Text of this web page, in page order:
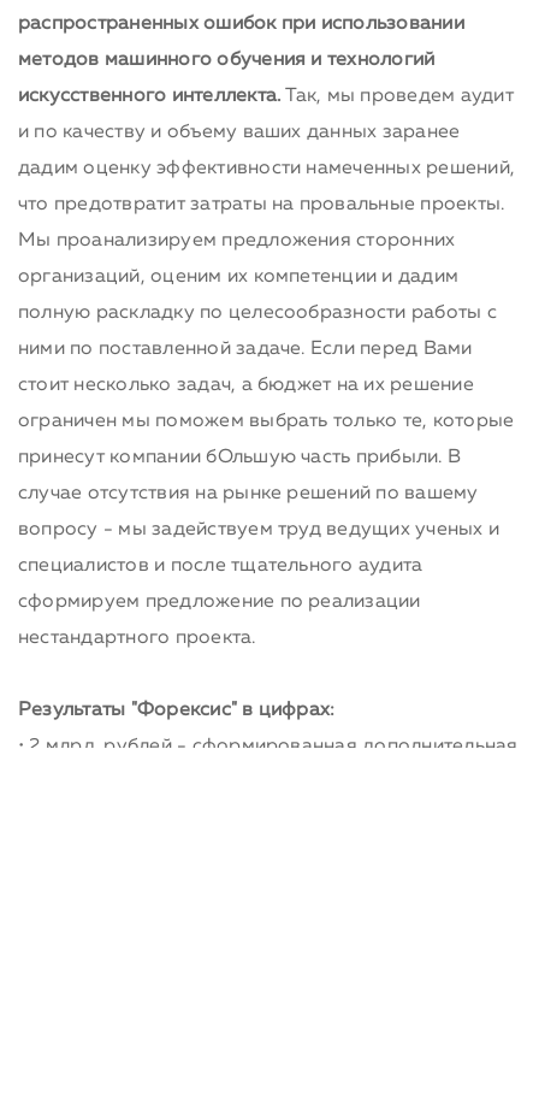
распространенных ошибок при использовании
методов машинного обучения и технологий
искусственного интеллекта. Так, мы проведем аудит
и по качеству и объему ваших данных заранее
дадим оценку эффективности намеченных решений,
что предотвратит затраты на провальные проекты.
Мы проанализируем предложения сторонних
организаций, оценим их компетенции и дадим
полную раскладку по целесообразности работы с
ними по поставленной задаче. Если перед Вами
стоит несколько задач, а бюджет на их решение
ограничен мы поможем выбрать только те, которые
принесут компании бОльшую часть прибыли. В
случае отсутствия на рынке решений по вашему
вопросу - мы задействуем труд ведущих ученых и
специалистов и после тщательного аудита
сформируем предложение по реализации
нестандартного проекта.
Результаты "Форексис" в цифрах:
• 2 млрд. рублей - сформированная дополнительная